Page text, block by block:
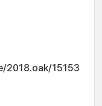
2018.oak/15153